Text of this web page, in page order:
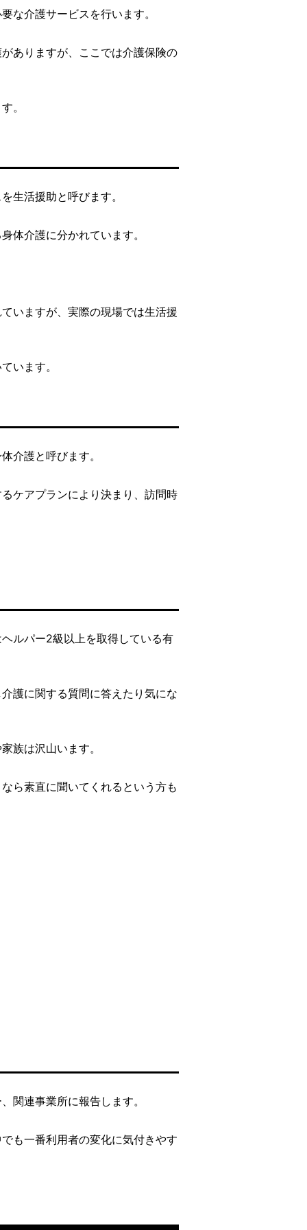
な介護サービスを行います。
ありますが、ここでは介護保険の
。
生活援助と呼びます。
体介護に分かれています。
いますが、実際の現場では生活援
います。
介護と呼びます。
ケアプランにより決まり、訪問時
ルパー2級以上を取得している有
護に関する質問に答えたり気にな
族は沢山います。
ら素直に聞いてくれるという方も
関連事業所に報告します。
も一番利用者の変化に気付きやす